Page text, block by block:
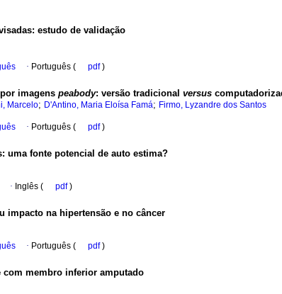
: estudo de validação
· Português ( pdf)
imagens peabody: versão tradicional versus
Marcelo; D'Antino, Maria Eloísa Famá; Firmo, Lyzandre dos Santos
· Português ( pdf)
: uma fonte potencial de auto estima?
· Inglês ( pdf)
impacto na hipertensão e no câncer
· Português ( pdf)
membro inferior amputado